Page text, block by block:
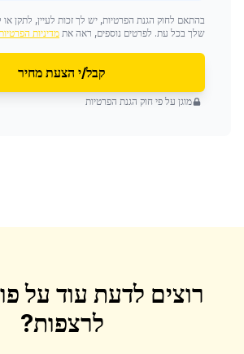
בהתאם לחוק הגנת הפרטיות, יש לך זכות לעיין, לתקן
שלך בכל עת. לפרטים נוספים, ראה אתמדיניות
קבל/י הצעת מחיר
מוגן על פי חוק הגנת הפרטיות
רוצים לדעת עוד על
לרצפות?